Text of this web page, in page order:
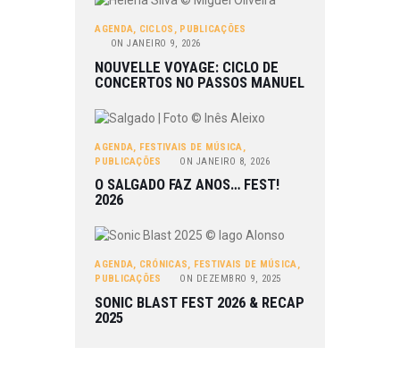
AGENDA, CICLOS , PUBLICAÇÕES
ON JANEIRO 9, 2026
NOUVELLE VOYAGE: CICLO DE
CONCERTOS NO PASSOS MANUEL
AGENDA FESTIVAIS DE MÚSICA
PUBLICAÇÕES
ON JANEIRO 8, 2026
O SALGADO FAZ ANOS… FEST!
2026
AGENDA, CRÓNICAS, FESTIVAIS DE MÚSICA,
PUBLICAÇÕES
ON DEZEMBRO 9, 2025
SONIC BLAST FEST 2026 & RECAP
2025